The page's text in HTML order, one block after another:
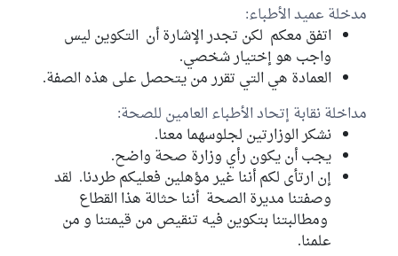
مدخلة عميد الأطباء:
اتفق معكم لكن تجدر الإشارة أن التكوين ليس
واجب هو إختيار شخصي.
العمادة هي التي تقرر من يتحصل على هذه الصفة.
مداخلة نقابة إتحاد الأطباء العامين للصحة:
نشكر الوزارتين لجلوسهما معنا.
يجب أن يكون رأي وزارة صحة واضح.
إن ارتأى لكم أننا غير مؤهلين فعليكم طردنا. لقد
وصفتنا مديرة الصحة أننا حثالة هذا القطاع
ومطالبتنا بتكوين فيه تنقيص من قيمتنا و من
علمنا.